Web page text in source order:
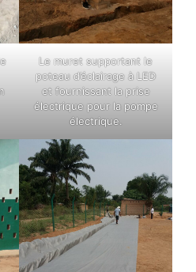
Le muret supportant le
poteau d’éclairage à LED
et fournissant la prise
électrique pour la pompe
électrique.